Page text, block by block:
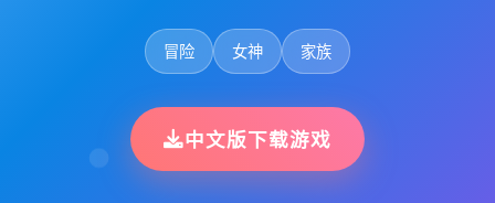
冒险 女神 家族
中文版下载游戏